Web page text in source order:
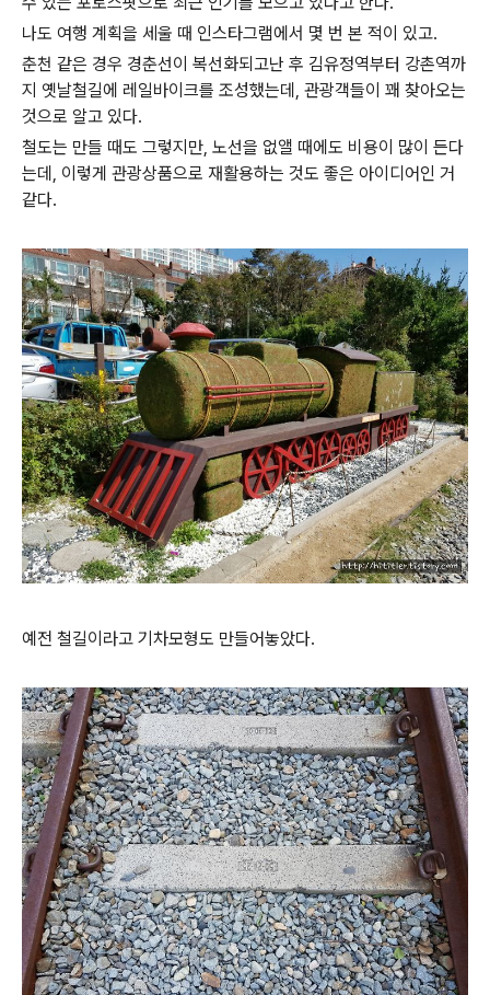
나도 여행 계획을 세울 때 인스타그램에서 몇 번 본 적이 있고.
춘천 같은 경우 경춘선이 복선화되고난 후 김유정역부터 강촌역까
지 옛날철길에 레일바이크를 조성했는데, 관광객들이 꽤 찾아오는
것으로 알고 있다.
철도는 만들 때도 그렇지만, 노선을 없앨 때에도 비용이 많이 든다
는데, 이렇게 관광상품으로 재활용하는 것도 좋은 아이디어인 거
같다.
예전 철길이라고 기차모형도 만들어놓았다.